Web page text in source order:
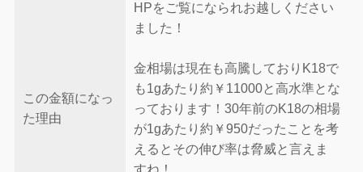
この金額になっ
た理由
HPをご覧になられお越しください
ました！
金相場は現在も高騰しておりK18で
も1gあたり約￥11000と高水準とな
っております！30年前のK18の相場
が1gあたり約￥950だったことを考
えるとその伸び率は脅威と言えま